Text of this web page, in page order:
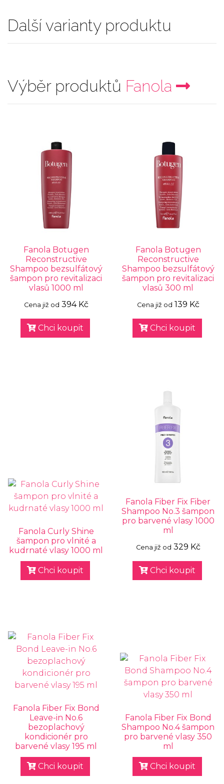
Další varianty produktu
Výběr produktů Fanola
Fanola Botugen
Reconstructive
Shampoo bezsulfátový
šampon pro revitalizaci
vlasů 1000 ml
Cena již od 394 Kč
Chci koupit
Fanola Botugen
Reconstructive
Shampoo bezsulfátový
šampon pro revitalizaci
vlasů 300 ml
Cena již od 139 Kč
Chci koupit
Fanola Curly Shine
šampon pro vlnité a
kudrnaté vlasy 1000 ml
Chci koupit
Fanola Fiber Fix Fiber
Shampoo No.3 šampon
pro barvené vlasy 1000
ml
Cena již od 329 Kč
Chci koupit
Fanola Fiber Fix Bond
Leave-in No.6
bezoplachový
kondicionér pro
barvené vlasy 195 ml
Chci koupit
Fanola Fiber Fix Bond
Shampoo No.4 šampon
pro barvené vlasy 350
ml
Chci koupit